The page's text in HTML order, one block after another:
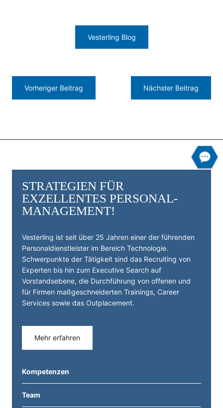
STRATEGIEN FÜR
EXZELLENTES PERSONAL­
MANAGEMENT!
Vesterling ist seit über 25 Jahren einer der führenden
Personal­dienst­leister im Bereich Technologie.
Schwerpunkte der Tätigkeit sind das Recruiting von
Experten bis hin zum Executive Search auf
Vorstandsebene, die Durchführung von offenen und
für Firmen maßgeschneiderten Trainings, Career
Services sowie das Outplacement.
Mehr erfahren
Kompetenzen
Team
Vorheriger Beitrag
Vesterling Blog
Nächster Beitrag